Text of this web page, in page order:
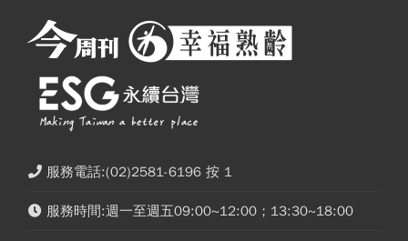
服務電話:(02)2581-6196 按 1
服務時間:週一至週五09:00~12:00；13:30~18:00